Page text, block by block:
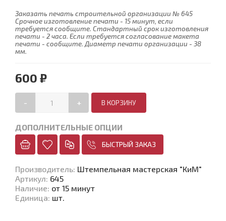
Заказать печать строительной организации № 645
Срочное изготовление печати - 15 минут, если
требуется сообщите. Стандартный срок изготовления
печати - 2 часа. Если требуется согласование макета
печати - сообщите. Диаметр печати организации - 38
мм.
600 ₽
- +
ДОПОЛНИТЕЛЬНЫЕ ОПЦИИ
БЫСТРЫЙ ЗАКАЗ
Производитель: Штемпельная мастерская "КиМ"
Артикул: 645
Наличие: от 15 минут
Единица: шт.